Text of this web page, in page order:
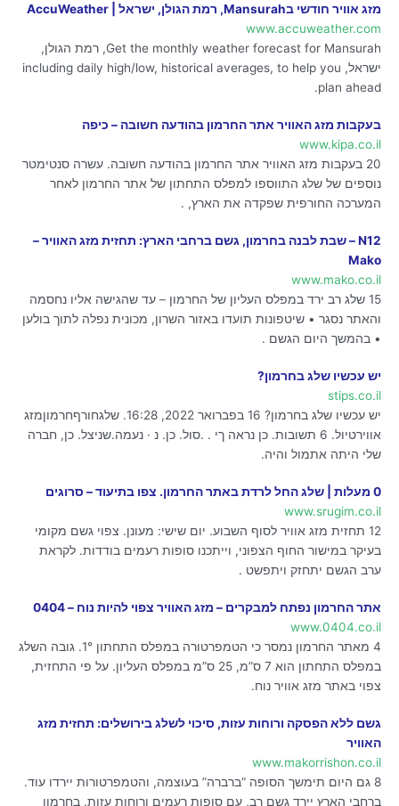
מזג אוויר חודשי בMansurah, רמת הגולן, ישראל‏ | AccuWeather
www.accuweather.com
Get the monthly weather forecast for Mansurah, רמת הגולן,
ישראל, including daily high/low, historical averages, to help you
plan ahead.
בעקבות מזג האוויר אתר החרמון בהודעה חשובה – כיפה
www.kipa.co.il
20 בעקבות מזג האוויר אתר החרמון בהודעה חשובה. עשרה סנטימטר
נוספים של שלג התווספו למפלס התחתון של אתר החרמון לאחר
המערכה החורפית שפקדה את הארץ, .
N12 – שבת לבנה בחרמון, גשם ברחבי הארץ: תחזית מזג האוויר –
Mako
www.mako.co.il
15 שלג רב ירד במפלס העליון של החרמון – עד שהגישה אליו נחסמה
והאתר נסגר • שיטפונות תועדו באזור השרון, מכונית נפלה לתוך בולען
• בהמשך היום הגשם .
יש עכשיו שלג בחרמון?
stips.co.il
יש עכשיו שלג בחרמון? 16 בפברואר 2022, 16:28. שלגחורףחרמוןמזג
אווירטיול. 6 תשובות. כן נראה ךי . .סול. כן. נ · נעמה.שניצל. כן, חברה
שלי היתה אתמול והיה.
0 מעלות | שלג החל לרדת באתר החרמון. צפו בתיעוד – סרוגים
www.srugim.co.il
12 תחזית מזג אוויר לסוף השבוע. יום שישי: מעונן. צפוי גשם מקומי
בעיקר במישור החוף הצפוני, וייתכנו סופות רעמים בודדות. לקראת
ערב הגשם יתחזק ויתפשט .
אתר החרמון נפתח למבקרים – מזג האוויר צפוי להיות נוח – 0404
www.0404.co.il
4 מאתר החרמון נמסר כי הטמפרטורה במפלס התחתון 1°. גובה השלג
במפלס התחתון הוא 7 ס”מ, 25 ס”מ במפלס העליון. על פי התחזית,
צפוי באתר מזג אוויר נוח.
גשם ללא הפסקה ורוחות עזות, סיכוי לשלג בירושלים: תחזית מזג
האוויר
www.makorrishon.co.il
8 גם היום תימשך הסופה “ברברה” בעוצמה, והטמפרטורות יירדו עוד.
ברחבי הארץ יירד גשם רב, עם סופות רעמים ורוחות עזות. בחרמון